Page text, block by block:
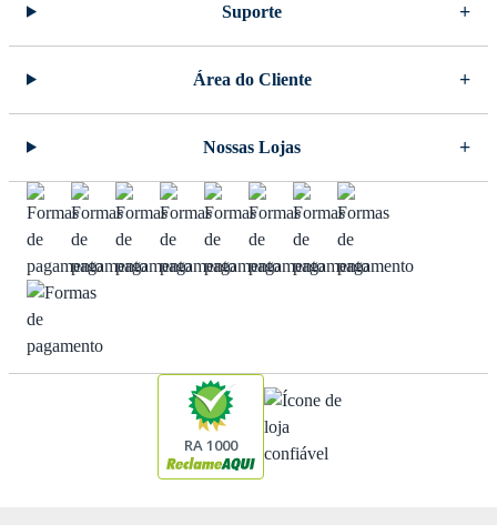
Suporte
Área do Cliente
Nossas Lojas
RA 1000